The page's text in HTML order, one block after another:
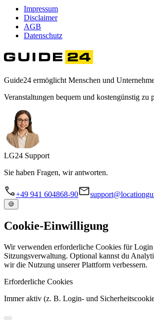
Impressum
Disclaimer
AGB
Datenschutz
Guide24 ermöglicht Menschen und
Veranstaltungen bequem und kostengünstig zu
LG24 Support
Sie haben Fragen, wir antworten.
+49 941 604868-90
🍪
Cookie-Einwilligung
Wir verwenden erforderliche Cookies für Login
Sitzungsverwaltung. Optional kannst du
wir die Nutzung unserer Plattform verbessern.
Erforderliche Cookies
Immer aktiv (z. B. Login- und